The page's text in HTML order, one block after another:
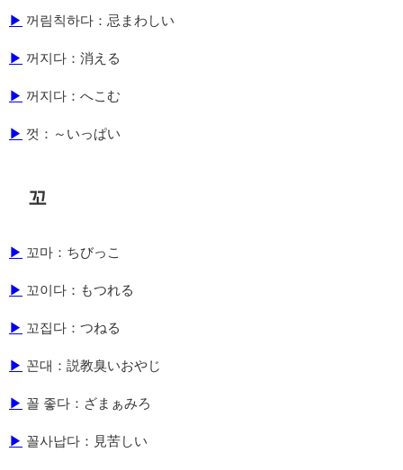
▶ 꺼림칙하다：忌まわしい
▶ 꺼지다：消える
▶ 꺼지다：へこむ
▶ 껏：～いっぱい
꼬
▶ 꼬마：ちびっこ
▶ 꼬이다：もつれる
▶ 꼬집다：つねる
▶ 꼰대：説教臭いおやじ
▶ 꼴 좋다：ざまぁみろ
▶ 꼴사납다：見苦しい